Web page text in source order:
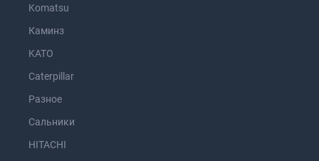
Komatsu
Каминз
KATO
Caterpillar
Разное
Сальники
HITACHI